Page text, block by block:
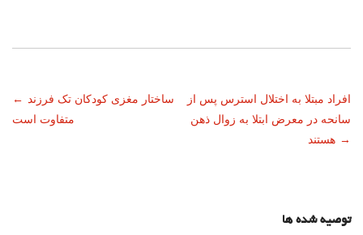
ناوبری
نوشته
← ساختار مغزی کودکان تک فرزند
متفاوت است
افراد مبتلا به اختلال استرس پس از
سانحه در معرض ابتلا به زوال ذهن
هستند →
توصیه شده ها